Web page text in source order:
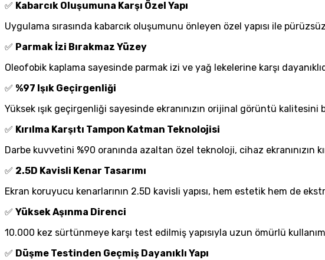
✅ Kabarcık Oluşumuna Karşı Özel Yapı
Uygulama sırasında kabarcık oluşumunu önleyen özel yapısı ile
✅ Parmak İzi Bırakmaz Yüzey
Oleofobik kaplama sayesinde parmak izi ve yağ lekelerine karşı
✅ %97 Işık Geçirgenliği
Yüksek ışık geçirgenliği sayesinde ekranınızın orijinal görüntü kalitesini
✅ Kırılma Karşıtı Tampon Katman Teknolojisi
Darbe kuvvetini %90 oranında azaltan özel teknoloji, cihaz ekranınızın
✅ 2.5D Kavisli Kenar Tasarımı
Ekran koruyucu kenarlarının 2.5D kavisli yapısı, hem estetik hem de
✅ Yüksek Aşınma Direnci
10.000 kez sürtünmeye karşı test edilmiş yapısıyla uzun ömürlü
✅ Düşme Testinden Geçmiş Dayanıklı Yapı